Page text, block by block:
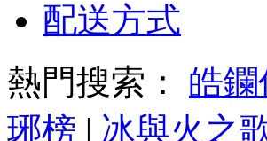
配送方式
熱門搜索： 皓鑭
琊榜 | 冰與火之